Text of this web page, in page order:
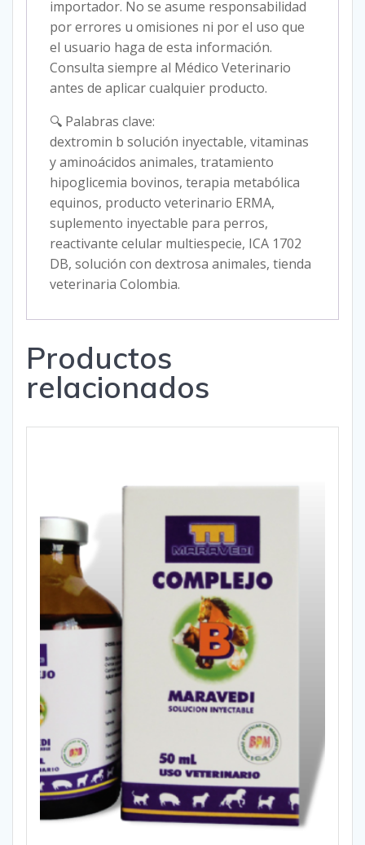
importador. No se asume responsabilidad
por errores u omisiones ni por el uso que
el usuario haga de esta información.
Consulta siempre al Médico Veterinario
antes de aplicar cualquier producto.
🔍 Palabras clave:
dextromin b solución inyectable, vitaminas
y aminoácidos animales, tratamiento
hipoglicemia bovinos, terapia metabólica
equinos, producto veterinario ERMA,
suplemento inyectable para perros,
reactivante celular multiespecie, ICA 1702
DB, solución con dextrosa animales, tienda
veterinaria Colombia.
Productos
relacionados